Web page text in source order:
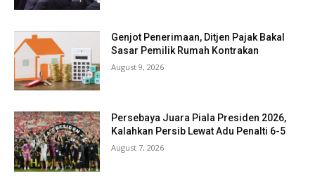
Genjot Penerimaan, Ditjen Pajak Bakal
Sasar Pemilik Rumah Kontrakan
August 9, 2026
Persebaya Juara Piala Presiden 2026,
Kalahkan Persib Lewat Adu Penalti 6-5
August 7, 2026